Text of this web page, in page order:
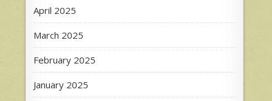
April 2025
March 2025
February 2025
January 2025